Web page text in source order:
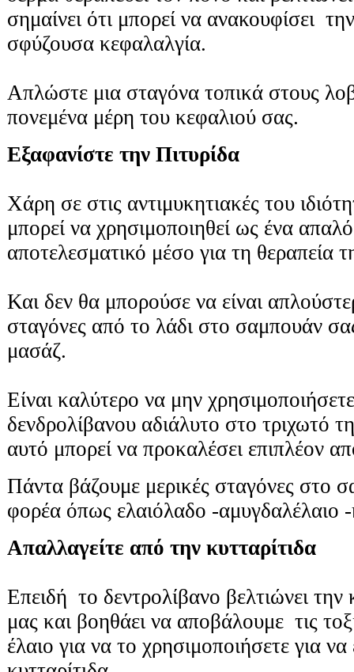
σημαίνει ότι μπορεί να ανακουφίσει
σφύζουσα κεφαλαλγία.
Απλώστε μια σταγόνα τοπικά στους
πονεμένα μέρη του κεφαλιού σας.
Εξαφανίστε την Πιτυρίδα
Χάρη σε στις αντιμυκητιακές του
μπορεί να χρησιμοποιηθεί ως ένα
αποτελεσματικό μέσο για τη θεραπεία
Και δεν θα μπορούσε να είναι
σταγόνες από το λάδι στο σαμπουάν
μασάζ.
Είναι καλύτερο να μην
δενδρολίβανου αδιάλυτο στο τριχωτό
αυτό μπορεί να προκαλέσει επιπλέον
Πάντα βάζουμε μερικές σταγόνες στο
φορέα όπως ελαιόλαδο -αμυγδαλέλαιο -
Απαλλαγείτε από την κυτταρίτιδα
Επειδή το δεντρολίβανο βελτιώνει
μας και βοηθάει να αποβάλουμε τις
έλαιο για να το χρησιμοποιήσετε για να